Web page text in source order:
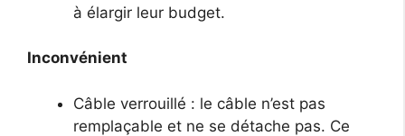
à élargir leur budget.
Inconvénient
Câble verrouillé : le câble n’est pas
remplaçable et ne se détache pas. Ce